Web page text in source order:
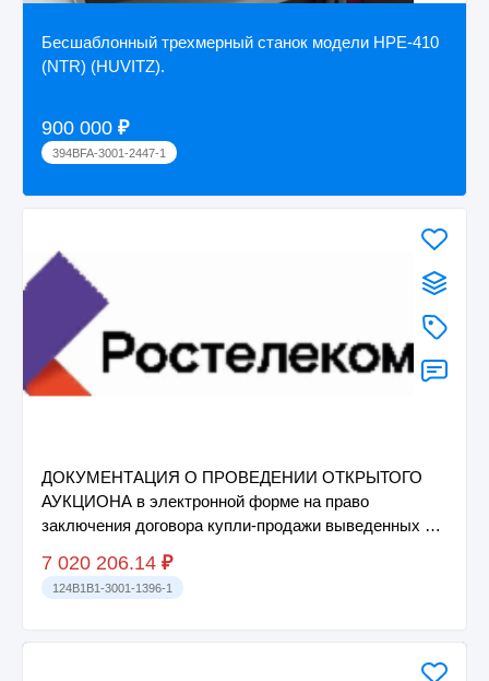
Бесшаблонный трехмерный станок модели HPE-410
(NTR) (HUVITZ).
900 000 ₽
394BFA-3001-2447-1
ДОКУМЕНТАЦИЯ О ПРОВЕДЕНИИ ОТКРЫТОГО
АУКЦИОНА в электронной форме на право
заключения договора купли-продажи выведенных из
7 020 206.14 ₽
124B1B1-3001-1396-1